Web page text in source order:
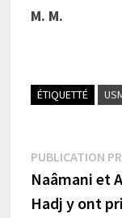
M. M.
ÉTIQUETTÉ
de
PUBLICATION
Naâmani et
Hadj y ont